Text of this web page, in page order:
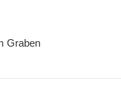
Graben